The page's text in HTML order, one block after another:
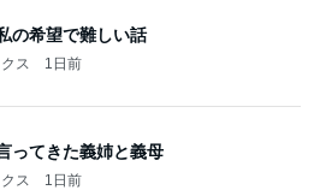
の希望で難しい話
ス 1日前
ってきた義姉と義母
ス 1日前